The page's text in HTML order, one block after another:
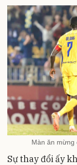
Màn ăn mừng
Sự thay đổi ấy